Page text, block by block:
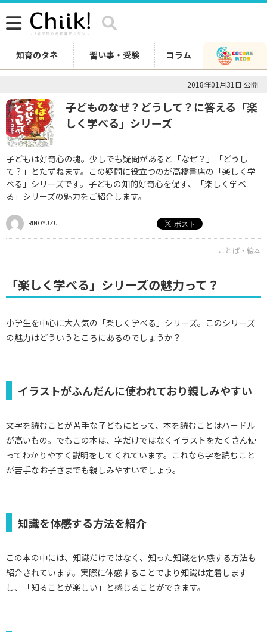
知育のタネ 習い事・受験 コラム
2018年01月31日 公開
子どものなぜ？どうして？に答える「楽
しく学べる」シリーズ
子どもは好奇心の塊。少しでも疑問があると「なぜ？」「どうし
て？」とたずねます。この疑問に役立つのが高橋書店の「楽しく学
べる」シリーズです。子どもの知的好奇心を促す、「楽しく学べ
る」シリーズの魅力をご紹介します。
RINOYUZU
ことば・絵本
「楽しく学べる」シリーズの魅力って？
小学生を中心に大人気の「楽しく学べる」シリーズ。このシリーズ
の魅力はどういうところにあるのでしょうか？
イラストがふんだんに使われており親しみやすい
文字を読むことが苦手な子どもにとって、本を読むことはハードル
が高いもの。でもこの本は、字だけではなくイラストをたくさん使
ってわかりやすく説明をしてくれています。これなら字を読むこと
が苦手なお子さまでも親しみやすいでしょう。
知識を体感する方法を紹介
この本の中には、知識だけではなく、知った知識を体感する方法も
紹介されています。実際に体感することでより知識は定着します
し、「知ることが楽しい」と感じることができます。